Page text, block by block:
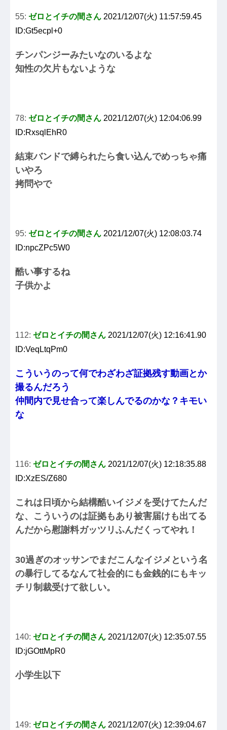
55: ゼロとイチの間さん 2021/12/07(火) 11:57:59.45
ID:Gt5ecpl+0
チンパンジーみたいなのいるよな
知性の欠片もないような
78: ゼロとイチの間さん 2021/12/07(火) 12:04:06.99
ID:RxsqlEhR0
結束バンドで縛られたら食い込んでめっちゃ痛
いやろ
拷問やで
95: ゼロとイチの間さん 2021/12/07(火) 12:08:03.74
ID:npcZPc5W0
酷い事するね
子供かよ
112: ゼロとイチの間さん 2021/12/07(火) 12:16:41.90
ID:VeqLtqPm0
こういうのって何でわざわざ証拠残す動画とか
撮るんだろう
仲間内で見せ合って楽しんでるのかな？キモい
な
116: ゼロとイチの間さん 2021/12/07(火) 12:18:35.88
ID:XzES/Z680
これは日頃から結構酷いイジメを受けてたんだ
な、こういうのは証拠もあり被害届けも出てる
んだから慰謝料ガッツリふんだくってやれ！
30過ぎのオッサンでまだこんなイジメという名
の暴行してるなんて社会的にも金銭的にもキッ
チリ制裁受けて欲しい。
140: ゼロとイチの間さん 2021/12/07(火) 12:35:07.55
ID:jGOttMpR0
小学生以下
149: ゼロとイチの間さん 2021/12/07(火) 12:39:04.67